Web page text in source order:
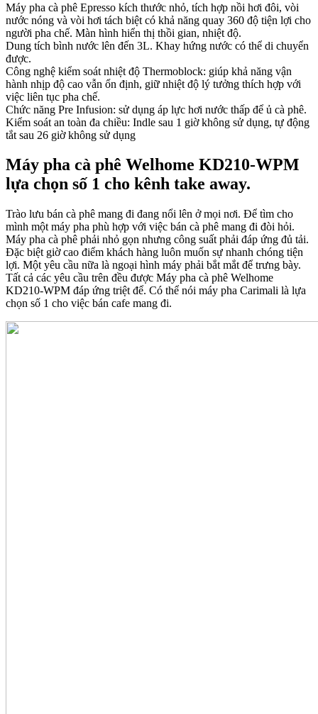
Máy pha cà phê Epresso kích thước nhỏ, tích hợp nồi hơi đôi, vòi
nước nóng và vòi hơi tách biệt có khả năng quay 360 độ tiện lợi cho
người pha chế. Màn hình hiển thị thồi gian, nhiệt độ.
Dung tích bình nước lên đến 3L. Khay hứng nước có thể di chuyển
được.
Công nghệ kiểm soát nhiệt độ Thermoblock: giúp khả năng vận
hành nhịp độ cao vẫn ổn định, giữ nhiệt độ lý tưởng thích hợp với
việc liên tục pha chế.
Chức năng Pre Infusion: sử dụng áp lực hơi nước thấp để ủ cà phê.
Kiểm soát an toàn đa chiều: Indle sau 1 giờ không sử dụng, tự động
tắt sau 26 giờ không sử dụng
Máy pha cà phê Welhome KD210-WPM
lựa chọn số 1 cho kênh take away.
Trào lưu bán cà phê mang đi đang nổi lên ở mọi nơi. Để tìm cho
mình một máy pha phù hợp với việc bán cà phê mang đi đòi hỏi.
Máy pha cà phê phải nhỏ gọn nhưng công suất phải đáp ứng đủ tải.
Đặc biệt giờ cao điểm khách hàng luôn muốn sự nhanh chóng tiện
lợi. Một yêu cầu nữa là ngoại hình máy phải bắt mắt để trưng bày.
Tất cả các yêu cầu trên đều được Máy pha cà phê Welhome
KD210-WPM đáp ứng triệt để. Có thể nói máy pha Carimali là lựa
chọn số 1 cho việc bán cafe mang đi.